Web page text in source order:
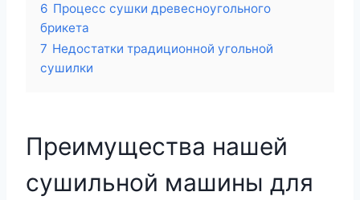
6 Процесс сушки древесноугольного
брикета
7 Недостатки традиционной угольной
сушилки
Преимущества нашей
сушильной машины для